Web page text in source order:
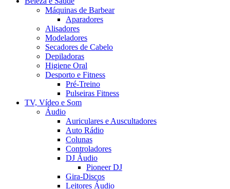
Máquinas de Barbear
Aparadores
Alisadores
Modeladores
Secadores de Cabelo
Depiladoras
Higiene Oral
Desporto e Fitness
Pré-Treino
Pulseiras Fitness
TV, Vídeo e Som
Áudio
Auriculares e Auscultadores
Auto Rádio
Colunas
Controladores
DJ Áudio
Pioneer DJ
Gira-Discos
Leitores Áudio